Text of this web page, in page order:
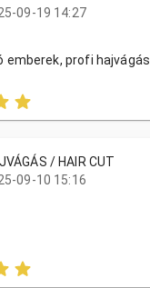
09-19 14:27
emberek, profi hajvágás
/ HAIR CUT
09-10 15:16